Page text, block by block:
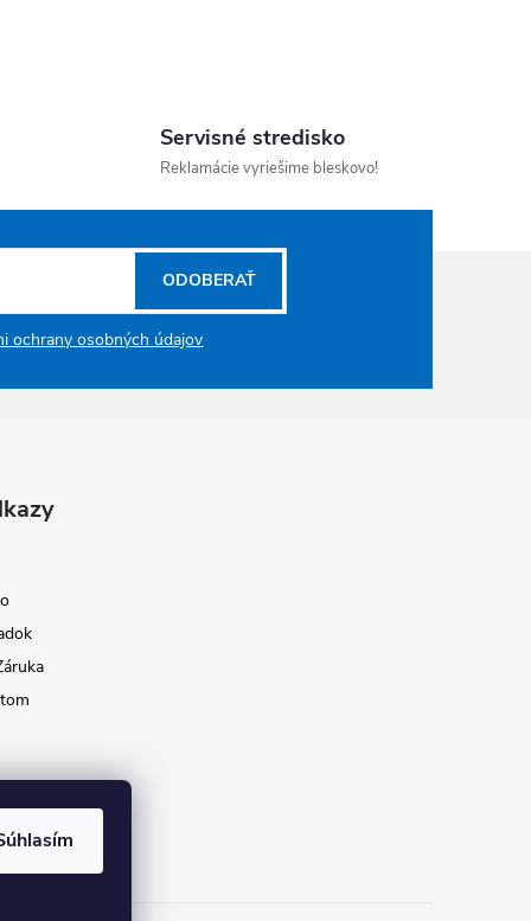
Servisné stredisko
Reklamácie vyriešime bleskovo!
ochrany osobných údajov
ODOBERAŤ